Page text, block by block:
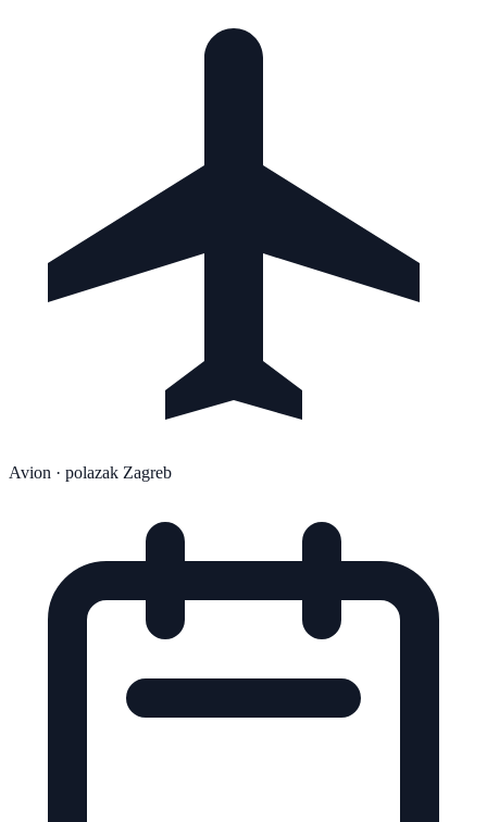
Avion · polazak Zagreb